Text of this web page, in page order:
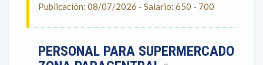
Publicación: 08/07/2026 - Salario: 650 - 700
PERSONAL PARA SUPERMERCADO